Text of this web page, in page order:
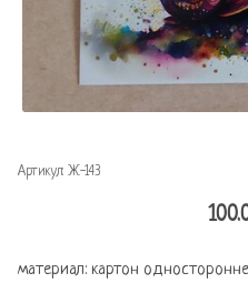
Артикул: Ж-143
материал: картон